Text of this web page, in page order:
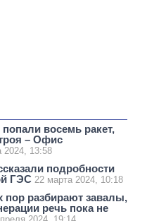
восемь ракет,
– Офис
2024, 13:58
подробности
ГЭС 22 марта 2024, 10:18
разбирают завалы,
речь пока не